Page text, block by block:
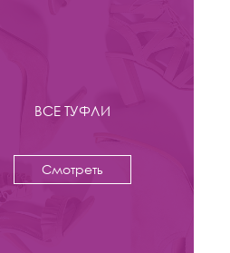
ВСЕ ТУФЛИ
Смотреть